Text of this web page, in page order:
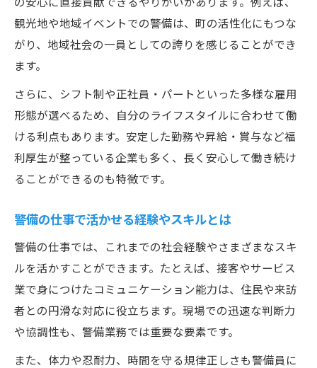
観光地や地域イベントでの警備は、町の活性化にもつな
がり、地域社会の一員としての誇りを感じることができ
ます。
さらに、シフト制や正社員・パートといった多様な雇用
形態が選べるため、自分のライフスタイルに合わせて働
ける利点もあります。安定した勤務や昇給・賞与など福
利厚生が整っている企業も多く、長く安心して働き続け
ることができるのも特徴です。
警備の仕事で活かせる経験やスキルとは
警備の仕事では、これまでの社会経験やさまざまなスキ
ルを活かすことができます。たとえば、接客やサービス
業で身につけたコミュニケーション能力は、住民や来訪
者との円滑な対応に役立ちます。現場での迅速な判断力
や協調性も、警備業務では重要な要素です。
また、体力や忍耐力、時間を守る規律正しさも警備員に